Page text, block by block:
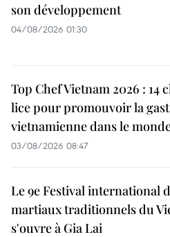
son développement
04/08/2026 01:30
Top Chef Vietnam 2026 : 14
lice pour promouvoir la
vietnamienne dans le
03/08/2026 08:47
Le 9e Festival international
martiaux traditionnels du
s'ouvre à Gia Lai